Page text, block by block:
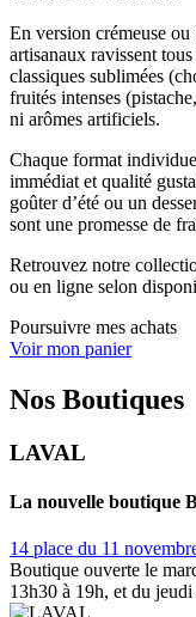
En version crémeuse ou
artisanaux ravissent
classiques sublimées
fruités intenses
ni arômes artificiels.
Chaque format
immédiat et qualité
goûter d’été ou un
sont une promesse de
Retrouvez notre
ou en ligne selon
Poursuivre mes achats
Voir mon panier
Nos Boutiques
LAVAL
La nouvelle boutique
14 place du 11
Boutique ouverte le
13h30 à 19h, et du